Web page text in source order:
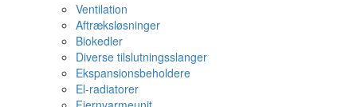
Ventilation
Aftræksløsninger
Biokedler
Diverse tilslutningsslanger
Ekspansionsbeholdere
El-radiatorer